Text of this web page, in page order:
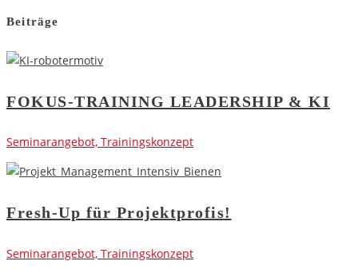
Beiträge
FOKUS-TRAINING LEADERSHIP & KI
Seminarangebot, Trainingskonzept
Fresh-Up für Projektprofis!
Seminarangebot, Trainingskonzept